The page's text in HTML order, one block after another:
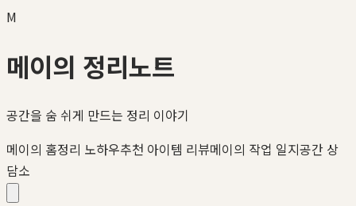
M
메이의 정리노트
공간을 숨 쉬게 만드는 정리 이야기
메이의 홈정리 노하우추천 아이템 리뷰메이의 작업 일지공간 상
담소